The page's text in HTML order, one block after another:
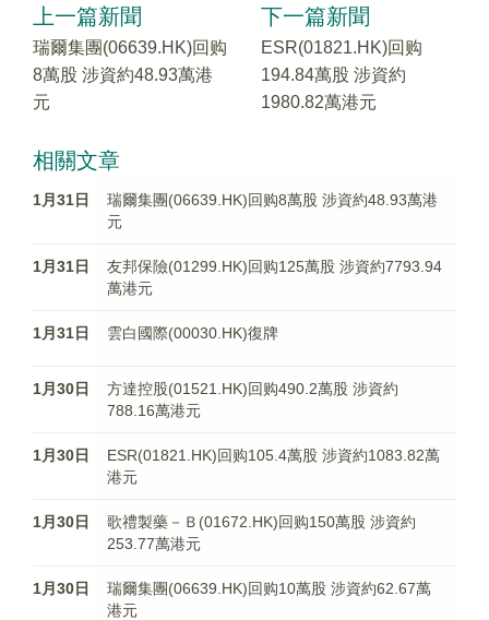
上一篇新聞
瑞爾集團(06639.HK)回购
8萬股 涉資約48.93萬港
元
下一篇新聞
ESR(01821.HK)回购
194.84萬股 涉資約
1980.82萬港元
相關文章
1月31日
瑞爾集團(06639.HK)回购8萬股 涉資約48.93萬港
元
1月31日
友邦保險(01299.HK)回购125萬股 涉資約7793.94
萬港元
1月31日 雲白國際(00030.HK)復牌
1月30日
方達控股(01521.HK)回购490.2萬股 涉資約
788.16萬港元
1月30日
ESR(01821.HK)回购105.4萬股 涉資約1083.82萬
港元
1月30日
歌禮製藥－Ｂ(01672.HK)回购150萬股 涉資約
253.77萬港元
1月30日
瑞爾集團(06639.HK)回购10萬股 涉資約62.67萬
港元